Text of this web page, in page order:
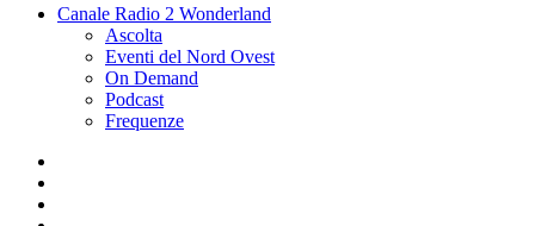
Canale Radio 2 Wonderland
Ascolta
Eventi del Nord Ovest
On Demand
Podcast
Frequenze